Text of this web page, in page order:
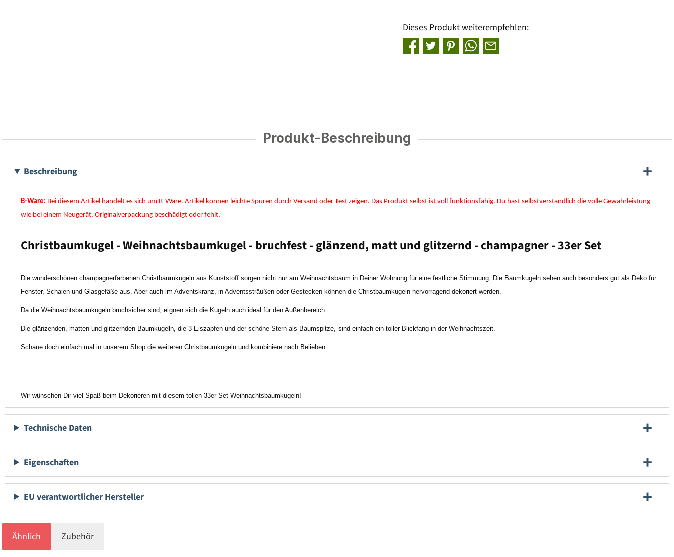
Dieses Produkt weiterempfehlen:
Produkt-Beschreibung
Beschreibung
B-Ware: Bei diesem Artikel handelt es sich um B-Ware. Artikel können leichte Spuren durch Versand oder Test zeigen. Das Produkt selbst ist voll funktionsfähig. Du hast selbstverständlich die volle Gewährleistung
wie bei einem Neugerät. Originalverpackung beschädigt oder fehlt.
Christbaumkugel - Weihnachtsbaumkugel - bruchfest - glänzend, matt und glitzernd - champagner - 33er Set
Die wunderschönen champagnerfarbenen Christbaumkugeln aus Kunststoff sorgen nicht nur am Weihnachtsbaum in Deiner Wohnung für eine festliche Stimmung. Die Baumkugeln sehen auch besonders gut als Deko für
Fenster, Schalen und Glasgefäße aus. Aber auch im Adventskranz, in Adventssträußen oder Gestecken können die Christbaumkugeln hervorragend dekoriert werden.
Da die Weihnachtsbaumkugeln bruchsicher sind, eignen sich die Kugeln auch ideal für den Außenbereich.
Die glänzenden, matten und glitzernden Baumkugeln, die 3 Eiszapfen und der schöne Stern als Baumspitze, sind einfach ein toller Blickfang in der Weihnachtszeit.
Schaue doch einfach mal in unserem Shop die weiteren Christbaumkugeln und kombiniere nach Belieben.
Wir wünschen Dir viel Spaß beim Dekorieren mit diesem tollen 33er Set Weihnachtsbaumkugeln!
Technische Daten
Eigenschaften
EU verantwortlicher Hersteller
Ähnlich Zubehör